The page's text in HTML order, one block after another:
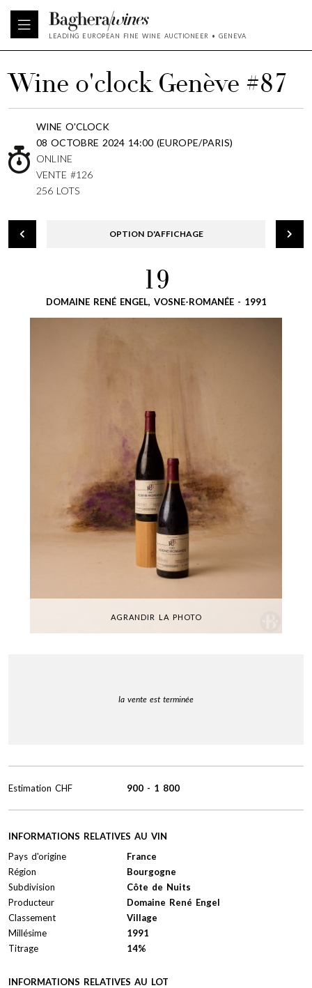
LEADING EUROPEAN FINE WINE AUCTIONEER • GENEVA
Wine o'clock Genève #87
WINE O'CLOCK
08 OCTOBRE 2024 14:00 (EUROPE/PARIS)
ONLINE
VENTE #126
256 LOTS
OPTION D'AFFICHAGE
19
DOMAINE RENÉ ENGEL, VOSNE-ROMANÉE - 1991
AGRANDIR LA PHOTO
la vente est terminée
INFORMATIONS RELATIVES AU VIN
Pays d'origine
France
Région
Bourgogne
Subdivision
Côte de Nuits
Producteur
Domaine René Engel
Classement
Village
Millésime
1991
Titrage
14%
INFORMATIONS RELATIVES AU LOT
Estimation CHF 900 - 1 800